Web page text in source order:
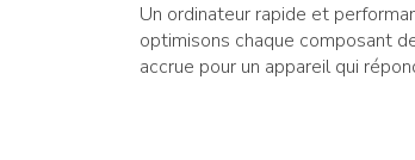
Un ordinateur rapide et
optimisons chaque composant
accrue pour un appareil qui